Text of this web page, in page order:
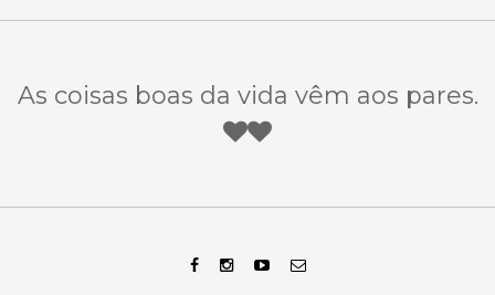
As coisas boas da vida vêm aos pares.